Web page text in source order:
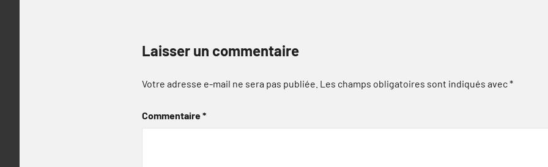
Laisser un commentaire
Votre adresse e-mail ne sera pas publiée. Les champs obligatoires sont indiqués avec*
Commentaire*